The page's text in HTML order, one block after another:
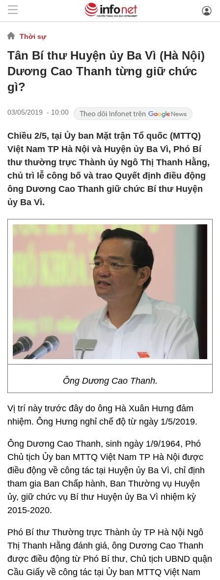
Thời sự
Tân Bí thư Huyện ủy Ba Vì (Hà Nội)
Dương Cao Thanh từng giữ chức
gì?
03/05/2019 - 10:00
Chiều 2/5, tại Ủy ban Mặt trận Tổ quốc (MTTQ)
Việt Nam TP Hà Nội và Huyện ủy Ba Vì, Phó Bí
thư thường trực Thành ủy Ngô Thị Thanh Hằng,
chủ trì lễ công bố và trao Quyết định điều động
ông Dương Cao Thanh giữ chức Bí thư Huyện
ủy Ba Vì.
Ông Dương Cao Thanh.
Vị trí này trước đây do ông Hà Xuân Hưng đảm
nhiệm. Ông Hưng nghỉ chế độ từ ngày 1/5/2019.
Ông Dương Cao Thanh, sinh ngày 1/9/1964, Phó
Chủ tịch Ủy ban MTTQ Việt Nam TP Hà Nội được
điều động về công tác tại Huyện ủy Ba Vì, chỉ định
tham gia Ban Chấp hành, Ban Thường vụ Huyện
ủy, giữ chức vụ Bí thư Huyện ủy Ba Vì nhiệm kỳ
2015-2020.
Phó Bí thư Thường trực Thành ủy TP Hà Nội Ngô
Thị Thanh Hằng đánh giá, ông Dương Cao Thanh
được điều động từ Phó Bí thư, Chủ tịch UBND quận
Cầu Giấy về công tác tại Ủy ban MTTQ Việt Nam